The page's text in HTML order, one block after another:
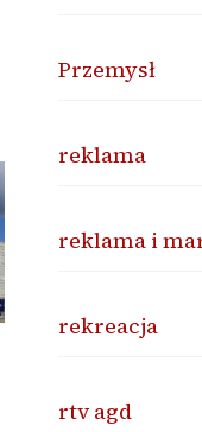
Przemysł
reklama
reklama i
rekreacja
rtv agd